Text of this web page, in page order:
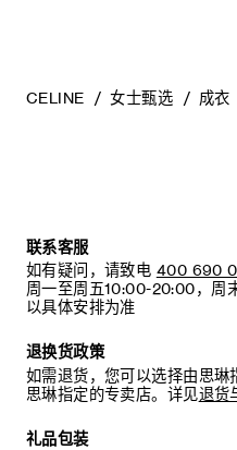
CELINE 女士甄选 成衣
联系客服
如有疑问，请致电 400 690
周一至周五10:00-20:00，周
以具体安排为准
退换货政策
如需退货，您可以选择由思
思琳指定的专卖店。详见退货
礼品包装